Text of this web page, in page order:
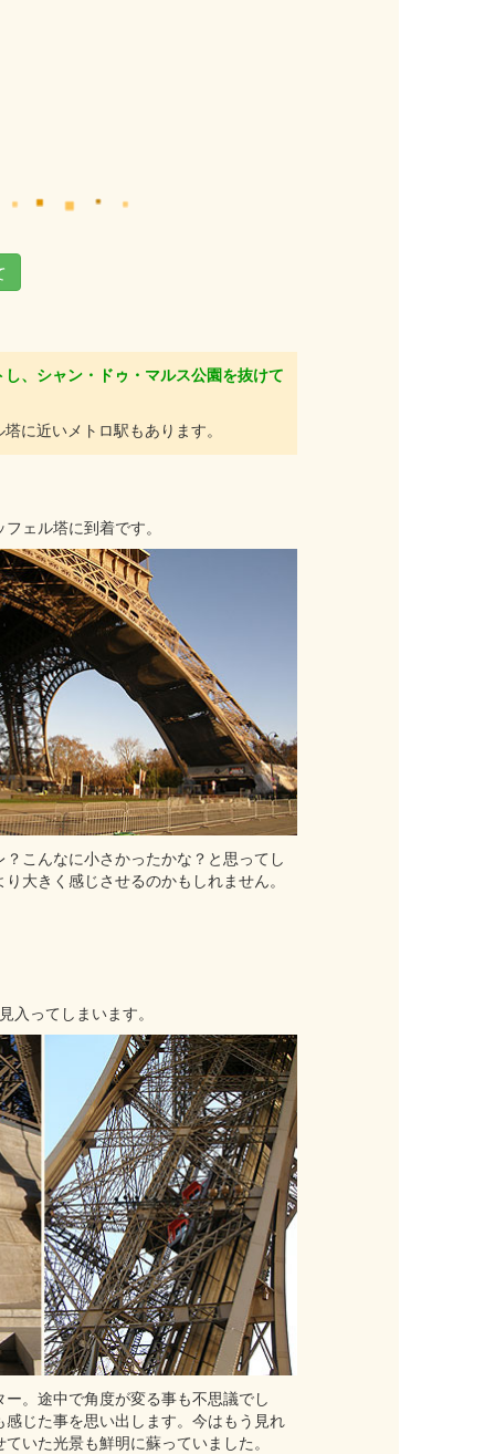
、シャン・ドゥ・マルス公園を抜けて
に近いメトロ駅もあります。
ェル塔に到着です。
こんなに小さかったかな？と思ってし
大きく感じさせるのかもしれません。
ってしまいます。
。途中で角度が変る事も不思議でし
じた事を思い出します。今はもう見れ
いた光景も鮮明に蘇っていました。